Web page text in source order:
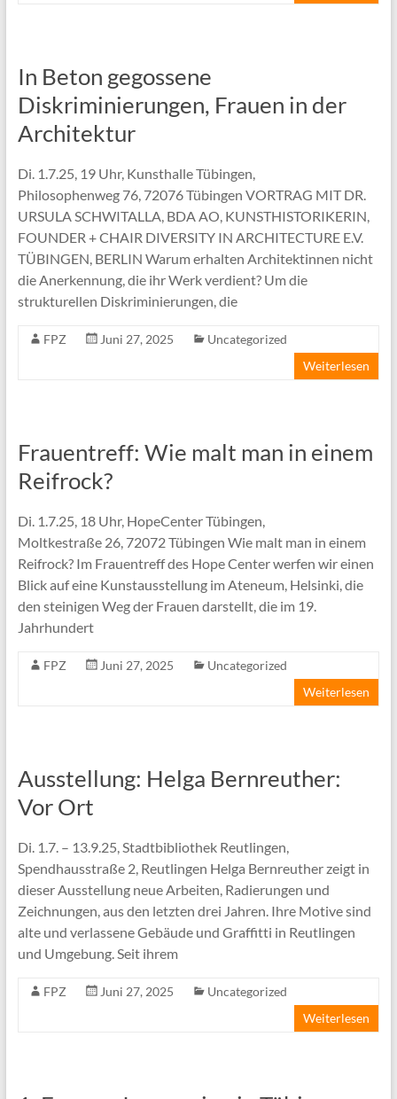
In Beton gegossene
Diskriminierungen, Frauen in der
Architektur
Di. 1.7.25, 19 Uhr, Kunsthalle Tübingen,
Philosophenweg 76, 72076 Tübingen VORTRAG MIT DR.
URSULA SCHWITALLA, BDA AO, KUNSTHISTORIKERIN,
FOUNDER + CHAIR DIVERSITY IN ARCHITECTURE E.V.
TÜBINGEN, BERLIN Warum erhalten Architektinnen nicht
die Anerkennung, die ihr Werk verdient? Um die
strukturellen Diskriminierungen, die
FPZ Juni 27, 2025
Uncategorized
Weiterlesen
Frauentreff: Wie malt man in einem
Reifrock?
Di. 1.7.25, 18 Uhr, HopeCenter Tübingen,
Moltkestraße 26, 72072 Tübingen Wie malt man in einem
Reifrock? Im Frauentreff des Hope Center werfen wir einen
Blick auf eine Kunstausstellung im Ateneum, Helsinki, die
den steinigen Weg der Frauen darstellt, die im 19.
Jahrhundert
FPZ Juni 27, 2025
Uncategorized
Weiterlesen
Ausstellung: Helga Bernreuther:
Vor Ort
Di. 1.7. – 13.9.25, Stadtbibliothek Reutlingen,
Spendhausstraße 2, Reutlingen Helga Bernreuther zeigt in
dieser Ausstellung neue Arbeiten, Radierungen und
Zeichnungen, aus den letzten drei Jahren. Ihre Motive sind
alte und verlassene Gebäude und Graffitti in Reutlingen
und Umgebung. Seit ihrem
FPZ Juni 27, 2025
Uncategorized
Weiterlesen